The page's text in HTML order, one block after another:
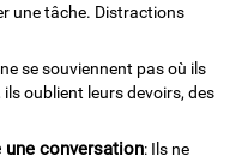
une tâche. Distractions
se souviennent pas où ils
oublient leurs devoirs, des
une conversation: Ils ne